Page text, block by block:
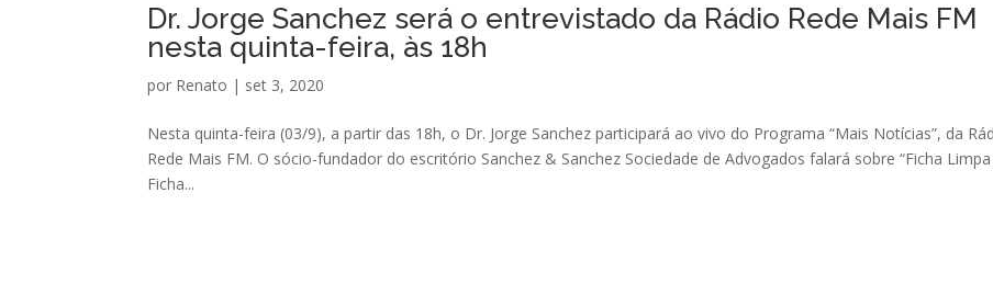
Dr. Jorge Sanchez será o entrevistado da Rádio Rede Mais FM
nesta quinta-feira, às 18h
por Renato | set 3, 2020
Nesta quinta-feira (03/9), a partir das 18h, o Dr. Jorge Sanchez participará ao vivo do Programa “Mais Notícias”, da
Rede Mais FM. O sócio-fundador do escritório Sanchez & Sanchez Sociedade de Advogados falará sobre “Ficha
Ficha...